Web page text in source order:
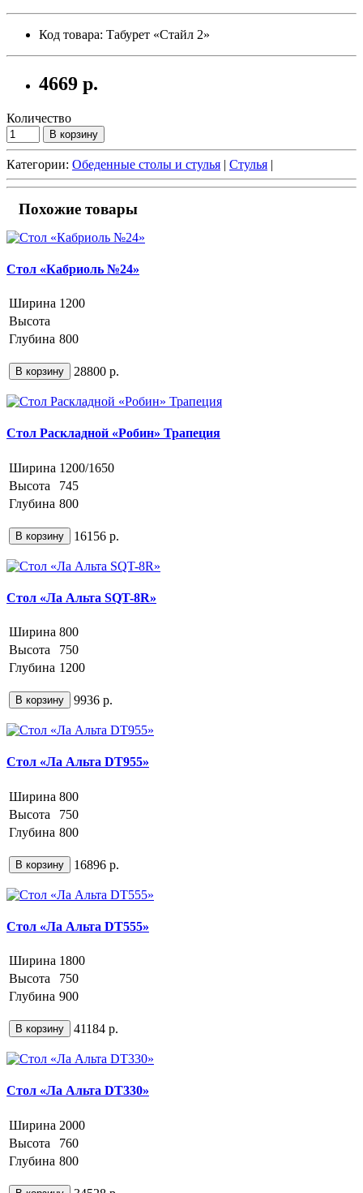
Код товара: Табурет «Стайл 2»
4669 р.
Количество
В корзину
Категории: Обеденные столы и стулья | Стулья |
Похожие товары
Стол «Кабриоль №24»
Ширина 1200
Высота
Глубина 800
В корзину 28800 р.
Стол Раскладной «Робин» Трапеция
Ширина 1200/1650
Высота
745
Глубина 800
В корзину 16156 р.
Стол «Ла Альта SQT-8R»
Ширина 800
Высота
750
Глубина 1200
В корзину 9936 р.
Стол «Ла Альта DT955»
Ширина 800
Высота
750
Глубина 800
В корзину 16896 р.
Стол «Ла Альта DT555»
Ширина 1800
Высота
750
Глубина 900
В корзину 41184 р.
Стол «Ла Альта DT330»
Ширина 2000
Высота
760
Глубина 800